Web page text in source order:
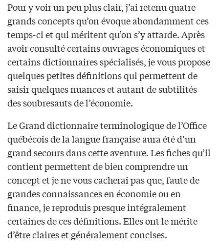
Pour y voir un peu plus clair, j’ai retenu quatre
grands concepts qu’on évoque abondamment ces
temps-ci et qui méritent qu’on s’y attarde. Après
avoir consulté certains ouvrages économiques et
certains dictionnaires spécialisés, je vous propose
quelques petites définitions qui permettent de
saisir quelques nuances et autant de subtilités
des soubresauts de l’économie.
Le Grand dictionnaire terminologique de l’Office
québécois de la langue française aura été d’un
grand secours dans cette aventure. Les fiches qu’il
contient permettent de bien comprendre un
concept et je ne vous cacherai pas que, faute de
grandes connaissances en économie ou en
finance, je reproduis presque intégralement
certaines de ces définitions. Elles ont le mérite
d’être claires et généralement concises.